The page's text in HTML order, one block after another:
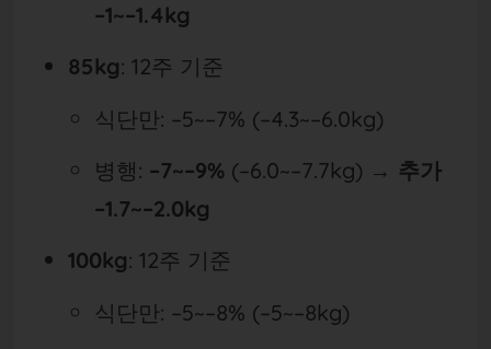
–1~–1.4kg
85kg: 12주 기준
식단만: –5~–7% (–4.3~–6.0kg)
병행: –7~–9% (–6.0~–7.7kg) → 추가
–1.7~–2.0kg
100kg: 12주 기준
식단만: –5~–8% (–5~–8kg)